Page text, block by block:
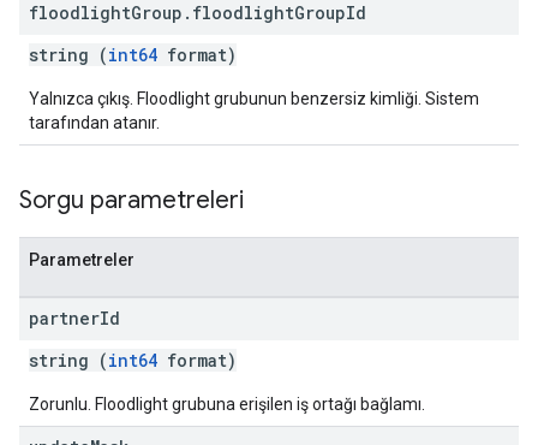
floodlightGroup . floodlightGroupId
string (int64 format)
Yalnızca çıkış. Floodlight grubunun benzersiz kimliği. Sistem
tarafından atanır.
Sorgu parametreleri
Parametreler
partnerId
string (int64 format)
Zorunlu. Floodlight grubuna erişilen iş ortağı bağlamı.